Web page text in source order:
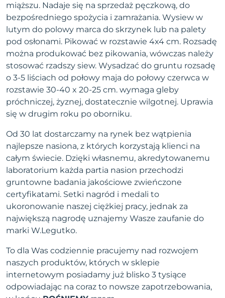
miąższu. Nadaje się na sprzedaż pęczkową, do
bezpośredniego spożycia i zamrażania. Wysiew w
lutym do polowy marca do skrzynek lub na palety
pod osłonami. Pikować w rozstawie 4x4 cm. Rozsadę
można produkować bez pikowania, wówczas należy
stosować rzadszy siew. Wysadzać do gruntu rozsadę
o 3-5 liściach od połowy maja do połowy czerwca w
rozstawie 30-40 x 20-25 cm. wymaga gleby
próchniczej, żyznej, dostatecznie wilgotnej. Uprawia
się w drugim roku po oborniku.
Od 30 lat dostarczamy na rynek bez wątpienia
najlepsze nasiona, z których korzystają klienci na
całym świecie. Dzięki własnemu, akredytowanemu
laboratorium każda partia nasion przechodzi
gruntowne badania jakościowe zwieńczone
certyfikatami. Setki nagród i medali to
ukoronowanie naszej ciężkiej pracy, jednak za
największą nagrodę uznajemy Wasze zaufanie do
marki W.Legutko.
To dla Was codziennie pracujemy nad rozwojem
naszych produktów, których w sklepie
internetowym posiadamy już blisko 3 tysiące
odpowiadając na coraz to nowsze zapotrzebowania,